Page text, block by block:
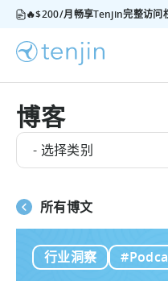
博客
- 选择类别
所有博文
行业洞察